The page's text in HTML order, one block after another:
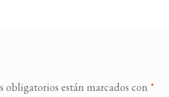
obligatorios están marcados con *